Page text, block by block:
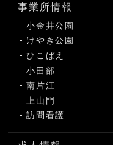
事業所情報
小金井公園
けやき公園
ひこばえ
小田部
南片江
上山門
訪問看護